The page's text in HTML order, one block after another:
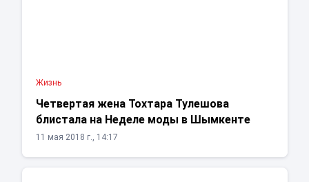
Жизнь
Четвертая жена Тохтара Тулешова
блистала на Неделе моды в Шымкенте
11 мая 2018 г., 14:17